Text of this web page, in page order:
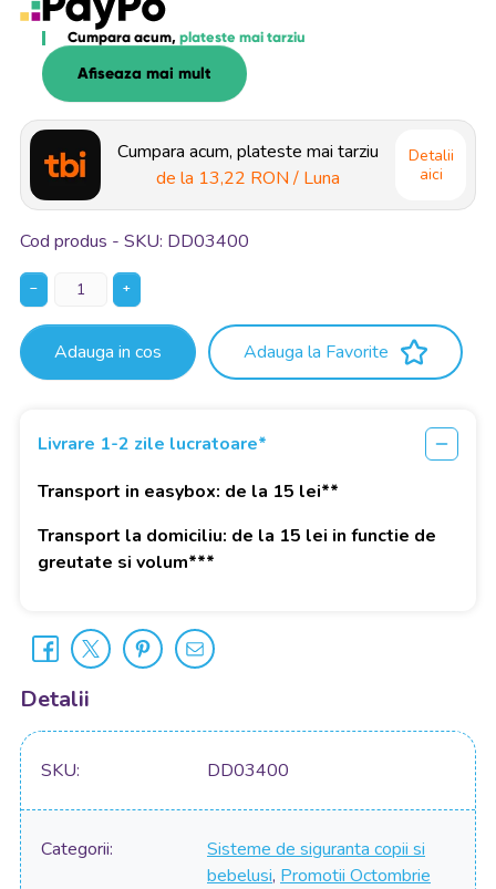
Cumpara acum, plateste mai tarziu
Afiseaza mai mult
Cumpara acum, plateste mai tarziu
de la 13,22 RON / Luna
Detalii
aici
Cod produs - SKU DD03400
− +
Adauga in cos Adauga la Favorite
Livrare 1-2 zile lucratoare*
Transport in easybox: de la 15 lei**
Transport la domiciliu: de la 15 lei in functie de
greutate si volum***
Detalii
SKU DD03400
Categorii
Sisteme de siguranta copii si
bebelusi, Promotii Octombrie